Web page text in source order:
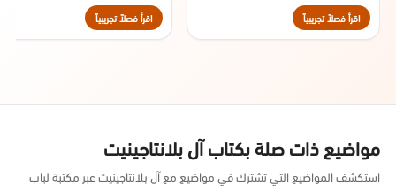
اقرأ فصلاً تجريبياً اقرأ فصلاً تجريبياً
مواضيع ذات صلة بكتاب آل بلانتاجينيت
استكشف المواضيع التي تشترك في مواضيع مع آل بلانتاجينيت عبر مكتبة لباب